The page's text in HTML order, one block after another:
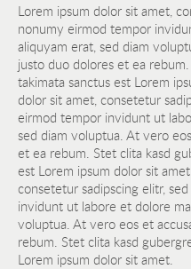
Lorem ipsum dolor sit amet,
nonumy eirmod tempor
aliquyam erat, sed diam
justo duo dolores et ea
takimata sanctus est Lorem
dolor sit amet, consetetur
eirmod tempor invidunt ut
sed diam voluptua. At vero
et ea rebum. Stet clita kasd
est Lorem ipsum dolor sit
consetetur sadipscing elitr,
invidunt ut labore et dolore
voluptua. At vero eos et
rebum. Stet clita kasd
Lorem ipsum dolor sit amet.